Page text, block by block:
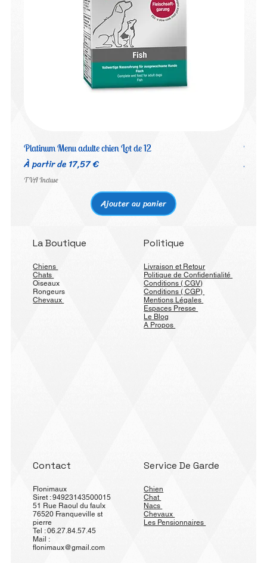
Platinum Menu adulte chien Lot de 12
À partir de17,57 €
Prix promotionnel
TVA Incluse
Ajouter au panier
À
Prix
TVA
La Boutique
Chiens
Chats
Oiseaux
Rongeurs
Chevaux
Politique
Livraison et Retour
Politique de Confidentialité
Conditions ( CGV)
Conditions ( CGP)
Mentions Légales
Espaces Presse
Le Blog
A Propos
Contact
Flonimaux
Siret : 94923143500015
51 Rue Raoul du faulx
76520 Franqueville st
pierre
Tel : 06.27.84.57.45
Mail :
flonimaux@gmail.com
Service De Garde
Chien
Chat
Nacs
Chevaux
Les Pensionnaires